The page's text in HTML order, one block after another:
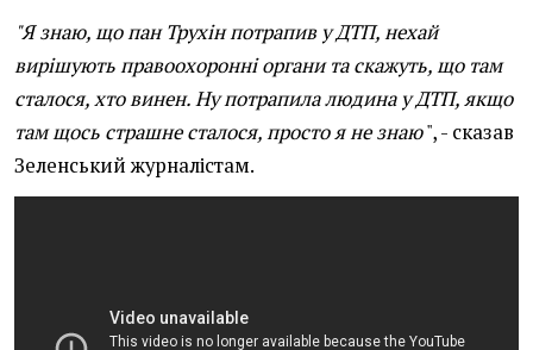
"Я знаю, що пан Трухін потрапив у ДТП, нехай
вирішують правоохоронні органи та скажуть, що там
сталося, хто винен. Ну потрапила людина у ДТП, якщо
там щось страшне сталося, просто я не знаю", - сказав
Зеленський журналістам.